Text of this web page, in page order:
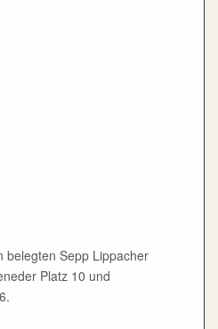
belegten Sepp Lippacher
Platz 10 und